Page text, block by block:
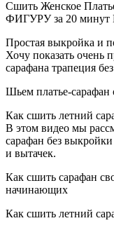
Сшить Женское
ФИГУРУ за 20 минут
Простая выкройка и
Хочу показать очень
сарафана трапеция
Шьем платье-сарафан
Как сшить летний
В этом видео мы
сарафан без
и вытачек.
Как сшить сарафан
начинающих
Как сшить летний